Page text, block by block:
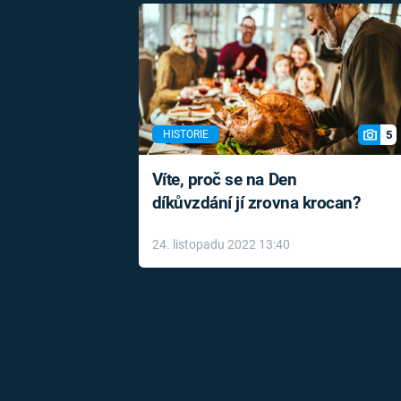
HISTORIE 5
Víte, proč se na Den
díkůvzdání jí zrovna krocan?
24. listopadu 2022 13:40